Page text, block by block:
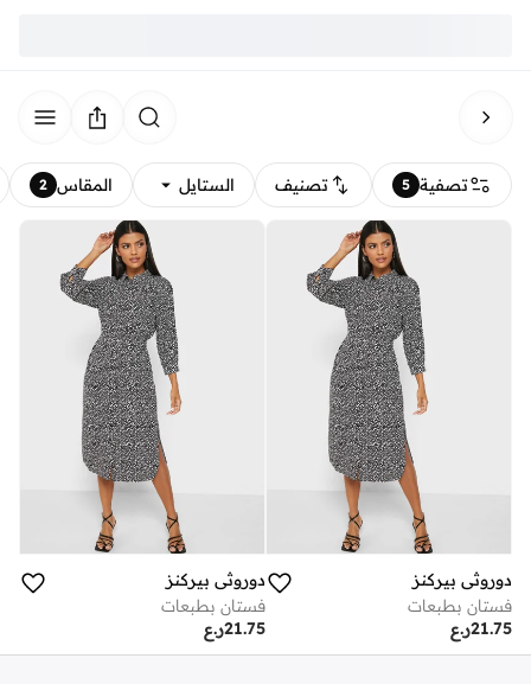
تصفية 5 تصنيف الستايل المقاس 2
دوروثي بيركنز
فستان بطبعات
ر.ع21.75
دوروثي بيركنز
فستان بطبعات
ر.ع21.75